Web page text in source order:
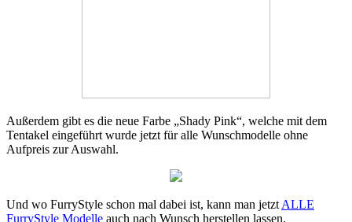
Außerdem gibt es die neue Farbe „Shady Pink“, welche mit dem
Tentakel eingeführt wurde jetzt für alle Wunschmodelle ohne
Aufpreis zur Auswahl.
Und wo FurryStyle schon mal dabei ist, kann man jetzt ALLE
FurryStyle Modelle auch nach Wunsch herstellen lassen.